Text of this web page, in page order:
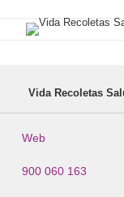
Vida Recoletas
Web
900 060 163